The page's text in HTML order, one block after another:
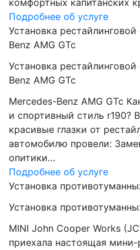
комфортных капитанских
Подробнее об услуге
Установка
Benz AMG GTc
Установка
Benz AMG GTc
Mercedes-Benz AMG GTc
и спортивный стиль r190?
красивые глазки от
автомобилю провели:
опитики…
Подробнее об услуге
Установка
Установка
MINI John Cooper Works
приехала настоящая мини-